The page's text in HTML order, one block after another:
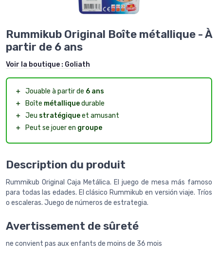
Rummikub Original Boîte métallique - À
partir de 6 ans
Voir la boutique : Goliath
＋ Jouable à partir de 6 ans
＋
Boîte métalliquedurable
＋ Jeu stratégiqueet amusant
＋
Peut se jouer en groupe
Description du produit
Rummikub Original Caja Metálica. El juego de mesa más famoso
para todas las edades. El clásico Rummikub en versión viaje. Tríos
o escaleras. Juego de números de estrategia.
Avertissement de sûreté
ne convient pas aux enfants de moins de 36 mois